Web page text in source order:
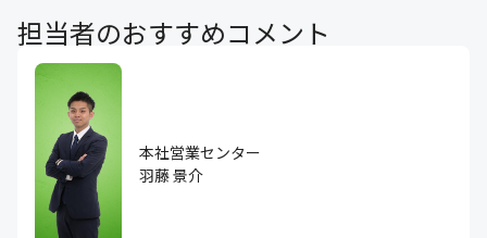
担当者のおすすめコメント
本社営業センター
羽藤 景介